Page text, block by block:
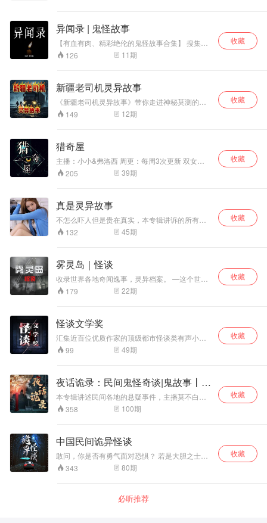
客。如果您喜欢我们的节目欢迎大家投稿自己的
灵异故事，我们都欢迎大家踊跃投稿。 邮箱地
址：KKshuobaihua@163.com
异闻录 | 鬼怪故事
【有血有肉、精彩绝伦的鬼怪故事合集】 搜集原
汁原味的传奇故事和志怪故事，进行合理化编写
后进行播讲。 每天更新一集，大量故事等你来
给你播！
126 11期
收藏
新疆老司机灵异故事
《新疆老司机灵异故事》带你走进神秘莫测的新
疆大地，聆听老司机们那些令人胆寒的奇遇。在
广袤的新疆，道路蜿蜒，风景壮美，却也隐藏着
里有在无人区的深夜，莫名出现的神秘光亮，仿
佛在召唤着过往的车辆；有独自行驶在沙漠公路
时，突然听到的诡异声响，却找不到声音的来
源；还有在古老的城镇边缘，遭遇的无法解释的
满了新疆独特的地域风情和文化底蕴。准备好跟
随这些故事，一起探索新疆的神秘与未知，挑战
你的胆量极限。
149 12期
收藏
猎奇屋
主播：小小&弗洛西 周更：每周3次更新 双女主
播带你进入神奇灵异世界，和都市传说，未解之
谜，鬼怪奇谈一起谈古论今。此番倾心之作，让
语，反转的结局。
205 39期
收藏
真是灵异故事
不怎么吓人但是贵在真实，本专辑讲诉的所有事
件都是真人真事
132 45期
收藏
雾灵岛｜怪谈
收录世界各地奇闻逸事，灵异档案。 —这个世界
的另一种可能性，让我来告诉你答案。
179 22期
收藏
怪谈文学奖
汇集近百位优质作家的顶级都市怪谈类有声小说
故事跌宕起伏，中短篇幅，不费时，轻松听取，
随意点开，即可享受精彩故事 在这里，有都市奇
「怪谈文学奖」，向全球征集精彩怪谈故事，万
中选一，一听就上瘾，听了还想听！ 听，某个你
不了解的存在，正在敲你的门！
99 49期
收藏
夜话诡录：民间鬼怪奇谈|鬼故事丨恐
怖悬疑
本专辑讲述民间各地的悬疑事件，主播莫不白凭
借深厚的文字功底，用低沉深厚的声音为你娓娓
道来，故事情节跌宕起伏，悬念迭生。 这里有坊
暖……这些诡异的故事总能勾起人们的好奇心，
让人忍不住一探究竟……然而，这些故事并不是
每个人都能够承受得住的…… 一个个故事的背
后，是人性善恶的较量，是内心深处的挣扎.....让
我们一同走进这些细思恐极、结局难猜的异闻怪
358 100期
收藏
中国民间诡异怪谈
敢问，你是否有勇气面对恐惧？ 若是大胆之士，
那就跟随主播进入这个惊悚诡异的世界！ 胆小
者，请绕行。 你是否经历过？ 空无一人的街道上
小孩儿哭声的猫叫； 已空置多年的楼上传来诡异
莫名的弹珠落地声； 学校厕所被封掉的楼层惊现
343 80期
收藏
必听推荐